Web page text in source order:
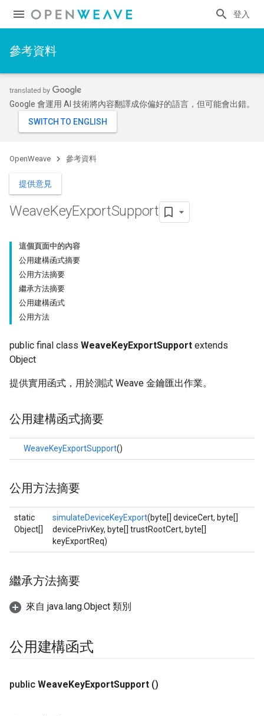
登入
參考資料
Google 會運用 AI 技術將內容翻譯成你偏好的語言，但可能會出錯。
OpenWeave 參考資料
提供意見
WeaveKeyExportSupport
這個頁面中的內容
公用建構函式摘要
公用方法摘要
繼承方法摘要
公用建構函式
公用方法
public final class WeaveKeyExportSupport extends
Object
提供實用函式，用於測試 Weave 金鑰匯出作業。
公用建構函式摘要
WeaveKeyExportSupport()
公用方法摘要
static
Object[]
simulateDeviceKeyExport(byte[] deviceCert, byte[]
devicePrivKey, byte[] trustRootCert, byte[]
keyExportReq)
繼承方法摘要
來自 java.lang.Object 類別
公用建構函式
public WeaveKeyExportSupport ()